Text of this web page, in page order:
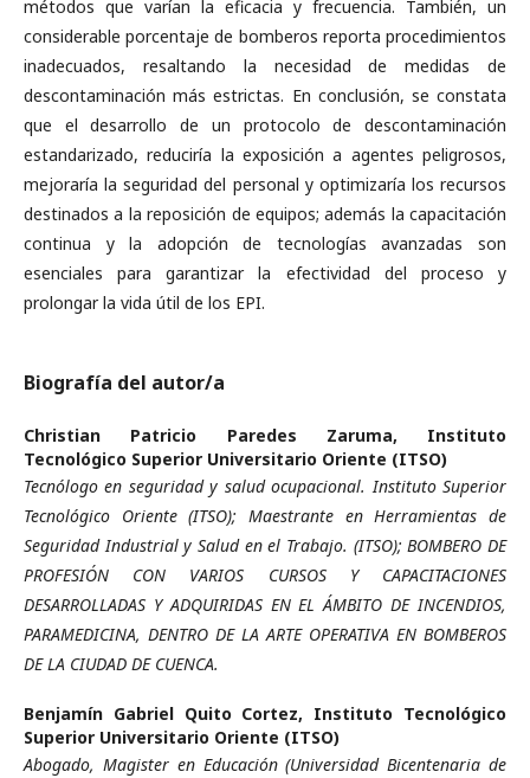
métodos que varían la eficacia y frecuencia. También, un
considerable porcentaje de bomberos reporta procedimientos
inadecuados, resaltando la necesidad de medidas de
descontaminación más estrictas. En conclusión, se constata
que el desarrollo de un protocolo de descontaminación
estandarizado, reduciría la exposición a agentes peligrosos,
mejoraría la seguridad del personal y optimizaría los recursos
destinados a la reposición de equipos; además la capacitación
continua y la adopción de tecnologías avanzadas son
esenciales para garantizar la efectividad del proceso y
prolongar la vida útil de los EPI.
Biografía del autor/a
Christian Patricio Paredes Zaruma, Instituto
Tecnológico Superior Universitario Oriente (ITSO)
Tecnólogo en seguridad y salud ocupacional. Instituto Superior
Tecnológico Oriente (ITSO); Maestrante en Herramientas de
Seguridad Industrial y Salud en el Trabajo. (ITSO); BOMBERO DE
PROFESIÓN CON VARIOS CURSOS Y CAPACITACIONES
DESARROLLADAS Y ADQUIRIDAS EN EL ÁMBITO DE INCENDIOS,
PARAMEDICINA, DENTRO DE LA ARTE OPERATIVA EN BOMBEROS
DE LA CIUDAD DE CUENCA.
Benjamín Gabriel Quito Cortez, Instituto Tecnológico
Superior Universitario Oriente (ITSO)
Abogado, Magister en Educación (Universidad Bicentenaria de